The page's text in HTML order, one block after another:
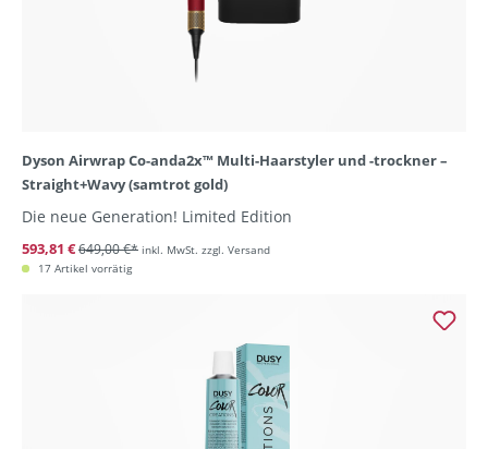
Dyson Airwrap Co-anda2x™ Multi-Haarstyler und -trockner –
Straight+Wavy (samtrot gold)
Die neue Generation! Limited Edition
593,81 €649,00 €* inkl. MwSt. zzgl. Versand
17 Artikel vorrätig